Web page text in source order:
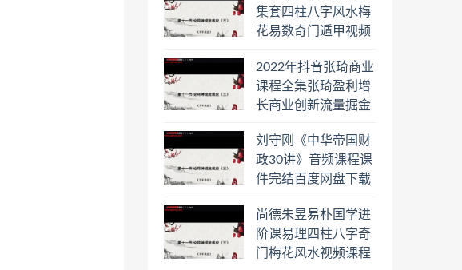
集套四柱八字风水梅
花易数奇门遁甲视频
日罗盘教程百度云网
盘会员
2022年抖音张琦商业
课程全集张琦盈利增
长商业创新流量掘金
盘下载学习
刘守刚《中华帝国财
政30讲》音频课程课
件完结百度网盘下载
尚德朱昱易朴国学进
阶课易理四柱八字奇
门梅花风水视频课程